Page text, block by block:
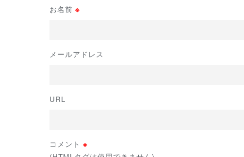
お名前 ※
メールアドレス
URL
コメント ※